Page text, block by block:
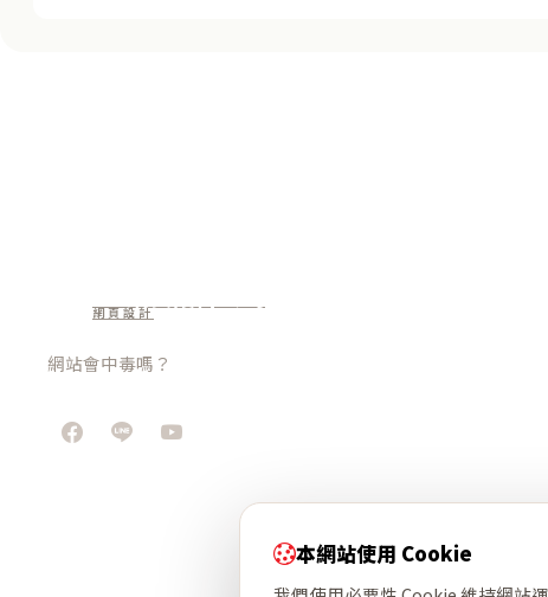
網頁設計
網站會中毒嗎？
本網站使用 Cookie